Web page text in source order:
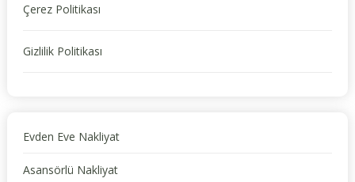
Çerez Politikası
Gizlilik Politikası
Evden Eve Nakliyat
Asansörlü Nakliyat